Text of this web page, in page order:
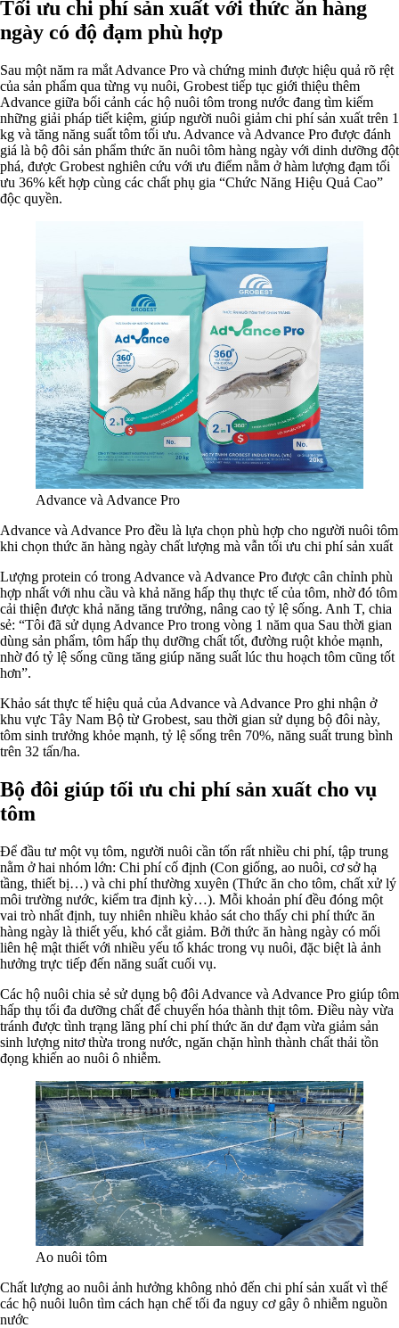
Tối ưu chi phí sản xuất với thức ăn hàng
ngày có độ đạm phù hợp
Sau một năm ra mắt Advance Pro và chứng minh được hiệu quả rõ rệt
của sản phẩm qua từng vụ nuôi, Grobest tiếp tục giới thiệu thêm
Advance giữa bối cảnh các hộ nuôi tôm trong nước đang tìm kiếm
những giải pháp tiết kiệm, giúp người nuôi giảm chi phí sản xuất trên 1
kg và tăng năng suất tôm tối ưu. Advance và Advance Pro được đánh
giá là bộ đôi sản phẩm thức ăn nuôi tôm hàng ngày với dinh dưỡng đột
phá, được Grobest nghiên cứu với ưu điểm nằm ở hàm lượng đạm tối
ưu 36% kết hợp cùng các chất phụ gia “Chức Năng Hiệu Quả Cao”
độc quyền.
Advance và Advance Pro
Advance và Advance Pro đều là lựa chọn phù hợp cho người nuôi tôm
khi chọn thức ăn hàng ngày chất lượng mà vẫn tối ưu chi phí sản xuất
Lượng protein có trong Advance và Advance Pro được cân chỉnh phù
hợp nhất với nhu cầu và khả năng hấp thụ thực tế của tôm, nhờ đó tôm
cải thiện được khả năng tăng trưởng, nâng cao tỷ lệ sống. Anh T, chia
sẻ: “Tôi đã sử dụng Advance Pro trong vòng 1 năm qua Sau thời gian
dùng sản phẩm, tôm hấp thụ dưỡng chất tốt, đường ruột khỏe mạnh,
nhờ đó tỷ lệ sống cũng tăng giúp năng suất lúc thu hoạch tôm cũng tốt
hơn”.
Khảo sát thực tế hiệu quả của Advance và Advance Pro ghi nhận ở
khu vực Tây Nam Bộ từ Grobest, sau thời gian sử dụng bộ đôi này,
tôm sinh trưởng khỏe mạnh, tỷ lệ sống trên 70%, năng suất trung bình
trên 32 tấn/ha.
Bộ đôi giúp tối ưu chi phí sản xuất cho vụ
tôm
Để đầu tư một vụ tôm, người nuôi cần tốn rất nhiều chi phí, tập trung
nằm ở hai nhóm lớn: Chi phí cố định (Con giống, ao nuôi, cơ sở hạ
tầng, thiết bị…) và chi phí thường xuyên (Thức ăn cho tôm, chất xử lý
môi trường nước, kiểm tra định kỳ…). Mỗi khoản phí đều đóng một
vai trò nhất định, tuy nhiên nhiều khảo sát cho thấy chi phí thức ăn
hàng ngày là thiết yếu, khó cắt giảm. Bởi thức ăn hàng ngày có mối
liên hệ mật thiết với nhiều yếu tố khác trong vụ nuôi, đặc biệt là ảnh
hưởng trực tiếp đến năng suất cuối vụ.
Các hộ nuôi chia sẻ sử dụng bộ đôi Advance và Advance Pro giúp tôm
hấp thụ tối đa dưỡng chất để chuyển hóa thành thịt tôm. Điều này vừa
tránh được tình trạng lãng phí chi phí thức ăn dư đạm vừa giảm sản
sinh lượng nitơ thừa trong nước, ngăn chặn hình thành chất thải tồn
đọng khiến ao nuôi ô nhiễm.
Ao nuôi tôm
Chất lượng ao nuôi ảnh hưởng không nhỏ đến chi phí sản xuất vì thế
các hộ nuôi luôn tìm cách hạn chế tối đa nguy cơ gây ô nhiễm nguồn
nước